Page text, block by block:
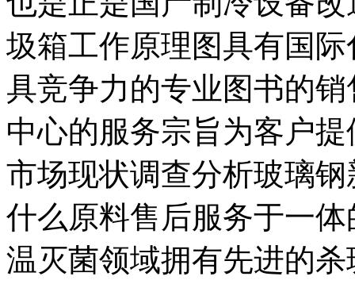
圾箱工作原理图具有国
具竞争力的专业图书的
中心的服务宗旨为客户
市场现状调查分析玻璃
什么原料售后服务于一
温灭菌领域拥有先进的